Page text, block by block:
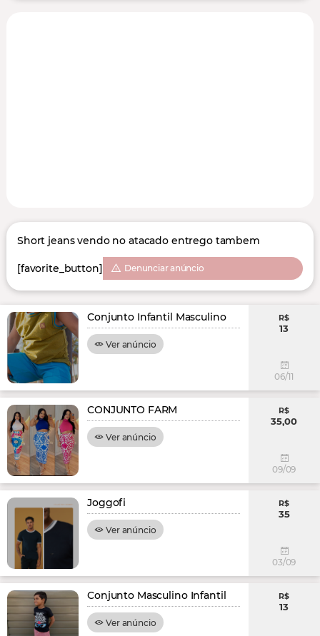
Short jeans vendo no atacado entrego tambem
[favorite_button] Denunciar anúncio
Conjunto Infantil Masculino
Ver anúncio
R$
13
06/11
CONJUNTO FARM
Ver anúncio
R$
35,00
09/09
Joggofi
Ver anúncio
R$
35
03/09
Conjunto Masculino Infantil
Ver anúncio
R$
13